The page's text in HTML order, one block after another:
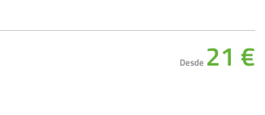
Desde 21 €